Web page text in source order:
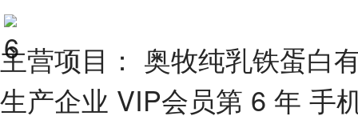
主营项目： 奥牧纯乳铁蛋白
生产企业 VIP会员第 6 年 手